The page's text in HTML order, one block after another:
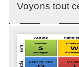
Voyons tout